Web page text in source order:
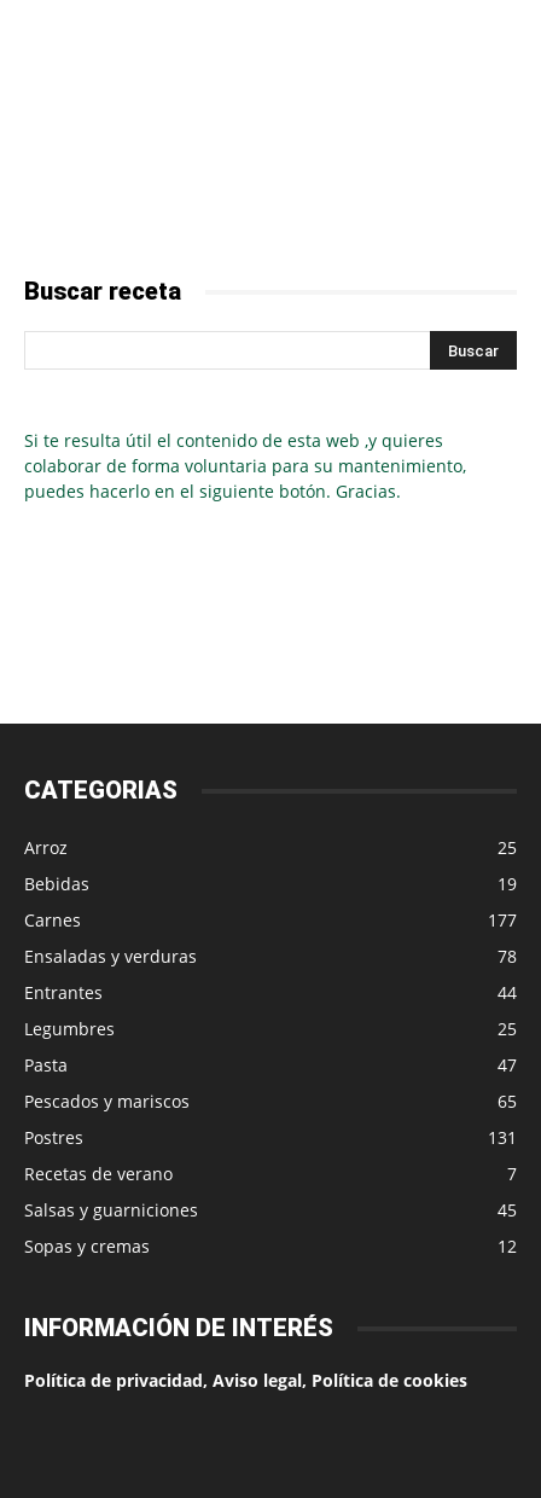
Buscar receta
Si te resulta útil el contenido de esta web ,y quieres
colaborar de forma voluntaria para su mantenimiento,
puedes hacerlo en el siguiente botón. Gracias.
CATEGORIAS
Arroz
25
Bebidas
19
Carnes
177
Ensaladas y verduras
78
Entrantes
44
Legumbres
25
Pasta
47
Pescados y mariscos
65
Postres
131
Recetas de verano
7
Salsas y guarniciones
45
Sopas y cremas
12
INFORMACIÓN DE INTERÉS
Política de privacidad, Aviso legal, Política de cookies